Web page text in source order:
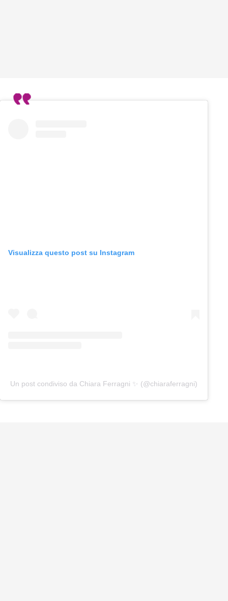
Visualizza questo post su Instagram
Un post condiviso da Chiara Ferragni ✨ (@chiaraferragni)